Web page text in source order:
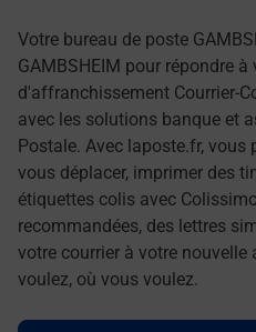
Votre bureau de poste
GAMBSHEIM pour répondre à
d'affranchissement Courrier-
avec les solutions banque et
Postale. Avec laposte.fr, vous
vous déplacer, imprimer des
étiquettes colis avec
recommandées, des lettres
votre courrier à votre
voulez, où vous voulez.